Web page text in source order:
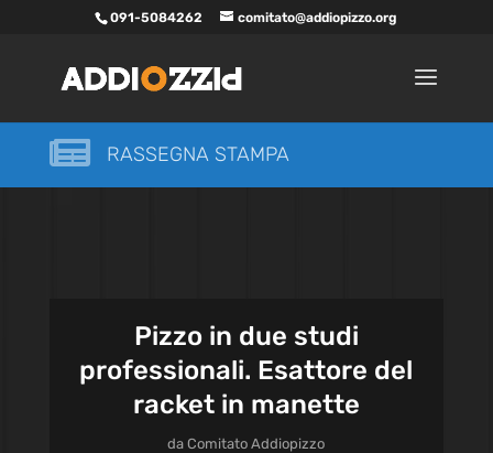
091-5084262 comitato@addiopizzo.org
 RASSEGNA STAMPA
Pizzo in due studi
professionali. Esattore del
racket in manette
daComitato Addiopizzo